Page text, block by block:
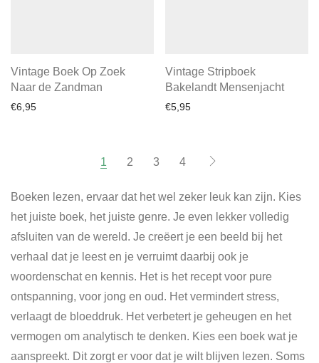
Vintage Boek Op Zoek
Naar de Zandman
€6,95
Vintage Stripboek
Bakelandt Mensenjacht
€5,95
1 2 3 4
Boeken lezen, ervaar dat het wel zeker leuk kan zijn. Kies
het juiste boek, het juiste genre. Je even lekker volledig
afsluiten van de wereld. Je creëert je een beeld bij het
verhaal dat je leest en je verruimt daarbij ook je
woordenschat en kennis. Het is het recept voor pure
ontspanning, voor jong en oud. Het vermindert stress,
verlaagt de bloeddruk. Het verbetert je geheugen en het
vermogen om analytisch te denken. Kies een boek wat je
aanspreekt. Dit zorgt er voor dat je wilt blijven lezen. Soms